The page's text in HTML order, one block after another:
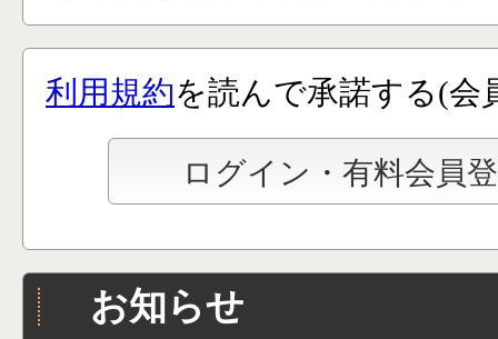
利用規約を読んで承諾する(会
お知らせ